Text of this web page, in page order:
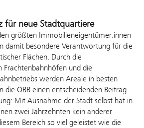
für neue Stadtquartiere
größten Immobilieneigentümer:innen
damit besondere Verantwortung für die
Flächen. Durch die
Frachtenbahnhöfen und die
werden Areale in besten
die ÖBB einen entscheidenden Beitrag
Mit Ausnahme der Stadt selbst hat in
zwei Jahrzehnten kein anderer
Bereich so viel geleistet wie die